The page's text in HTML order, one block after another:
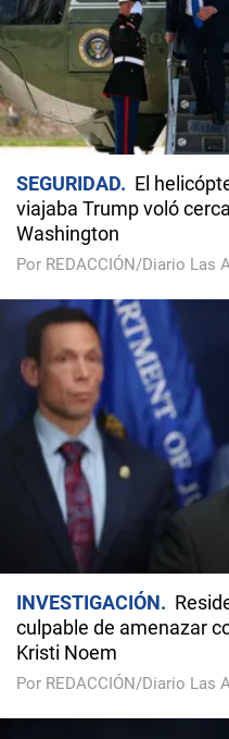
SEGURIDAD
El
viajaba Trump voló
Washington
Por REDACCIÓN/Diario Las
INVESTIGACIÓN
culpable de amenazar
Kristi Noem
Por REDACCIÓN/Diario Las